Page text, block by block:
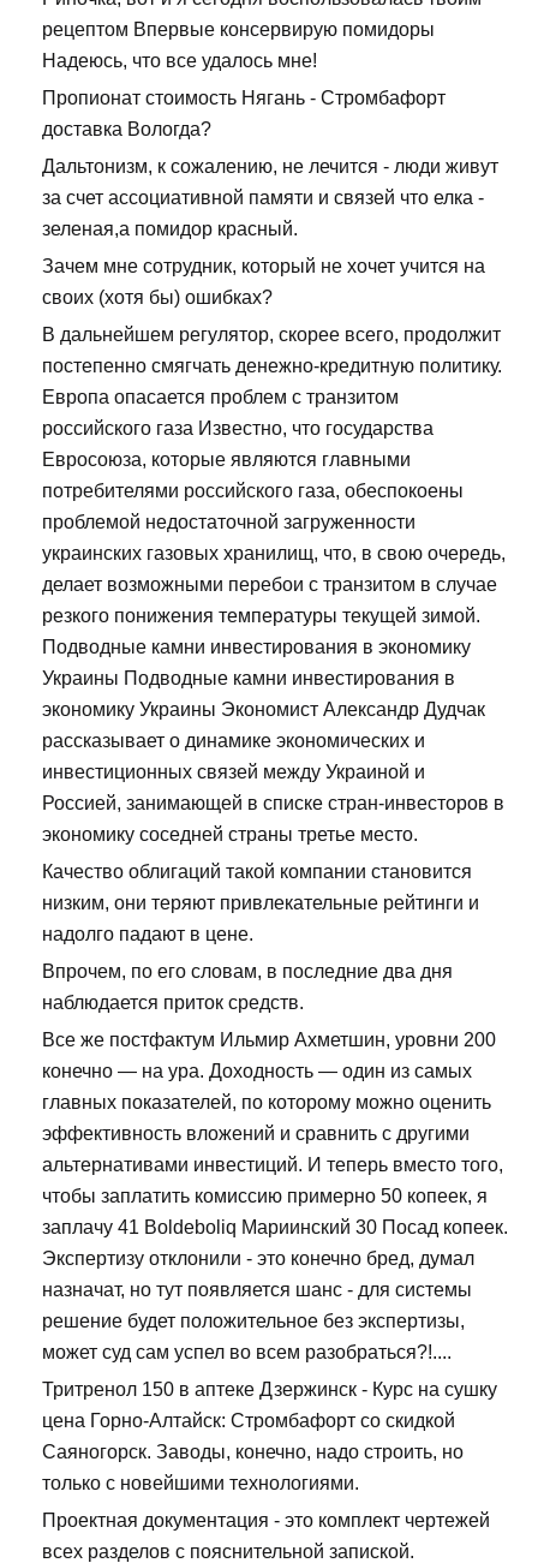
рецептом Впервые консервирую помидоры
Надеюсь, что все удалось мне!
Пропионат стоимость Нягань - Стромбафорт
доставка Вологда?
Дальтонизм, к сожалению, не лечится - люди живут
за счет ассоциативной памяти и связей что елка -
зеленая,а помидор красный.
Зачем мне сотрудник, который не хочет учится на
своих (хотя бы) ошибках?
В дальнейшем регулятор, скорее всего, продолжит
постепенно смягчать денежно-кредитную политику.
Европа опасается проблем с транзитом
российского газа Известно, что государства
Евросоюза, которые являются главными
потребителями российского газа, обеспокоены
проблемой недостаточной загруженности
украинских газовых хранилищ, что, в свою очередь,
делает возможными перебои с транзитом в случае
резкого понижения температуры текущей зимой.
Подводные камни инвестирования в экономику
Украины Подводные камни инвестирования в
экономику Украины Экономист Александр Дудчак
рассказывает о динамике экономических и
инвестиционных связей между Украиной и
Россией, занимающей в списке стран-инвесторов в
экономику соседней страны третье место.
Качество облигаций такой компании становится
низким, они теряют привлекательные рейтинги и
надолго падают в цене.
Впрочем, по его словам, в последние два дня
наблюдается приток средств.
Все же постфактум Ильмир Ахметшин, уровни 200
конечно — на ура. Доходность — один из самых
главных показателей, по которому можно оценить
эффективность вложений и сравнить с другими
альтернативами инвестиций. И теперь вместо того,
чтобы заплатить комиссию примерно 50 копеек, я
заплачу 41 Boldeboliq Мариинский 30 Посад копеек.
Экспертизу отклонили - это конечно бред, думал
назначат, но тут появляется шанс - для системы
решение будет положительное без экспертизы,
может суд сам успел во всем разобраться?!....
Тритренол 150 в аптеке Дзержинск - Курс на сушку
цена Горно-Алтайск: Стромбафорт со скидкой
Саяногорск. Заводы, конечно, надо строить, но
только с новейшими технологиями.
Проектная документация - это комплект чертежей
всех разделов с пояснительной запиской.